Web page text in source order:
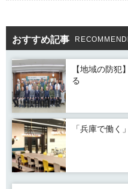
おすすめ記事
【地域の防犯
る
「兵庫で働く